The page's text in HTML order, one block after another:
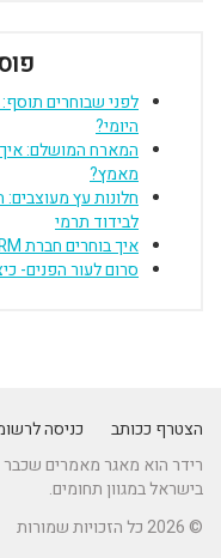
לפני שבוחרים
היומי?
המארח המושלם: איך
מאמץ?
חלונות עץ
לבידוד תרמי
איך בוחרים חברת CRM שמתאימה לעסק?
סרום לעור הפנים-
הצטרף ככותב
כניסה
בישראל במגוון תחומים.
© 2026 כל הזכויות שמורות